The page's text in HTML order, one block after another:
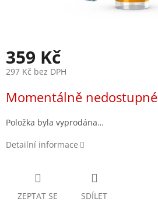
359 Kč
297 Kč bez DPH
cena:
Momentálně nedostupné
Položka byla vyprodána…
Detailní informace
ZEPTAT SE SDÍLET